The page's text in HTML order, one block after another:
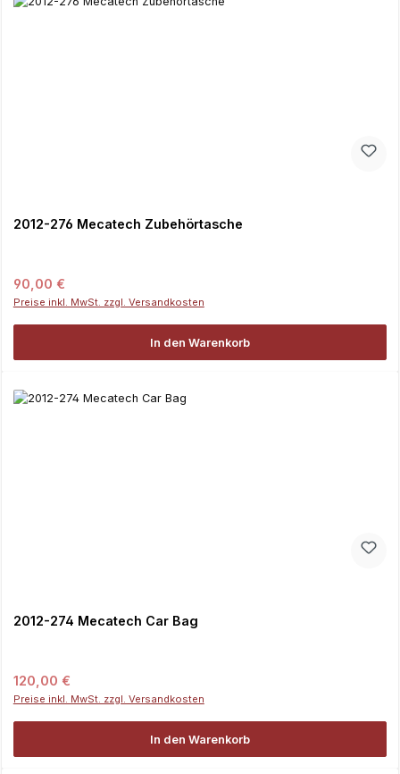
2012-276 Mecatech Zubehörtasche
Regulärer Preis:
90,00 €
Preise inkl. MwSt. zzgl. Versandkosten
In den Warenkorb
2012-274 Mecatech Car Bag
Regulärer Preis:
120,00 €
Preise inkl. MwSt. zzgl. Versandkosten
In den Warenkorb